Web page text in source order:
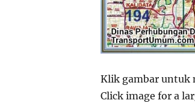
Klik gambar untuk
Click image for a